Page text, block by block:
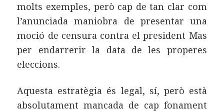
molts exemples, però cap de tan clar com
l’anunciada maniobra de presentar una
moció de censura contra el president Mas
per endarrerir la data de les properes
eleccions.
Aquesta estratègia és legal, sí, però està
absolutament mancada de cap fonament